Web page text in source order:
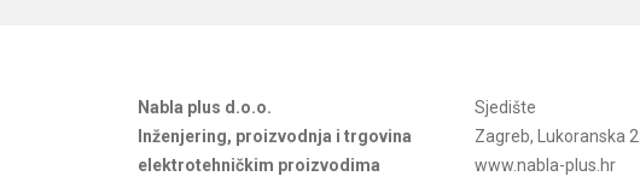
Nabla plus d.o.o.
Inženjering, proizvodnja i trgovina
elektrotehničkim proizvodima
Sjedište
Zagreb, Lukoranska 2
www.nabla-plus.hr